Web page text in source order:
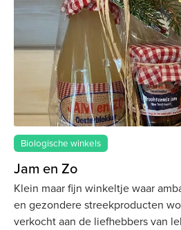
Biologische winkels
Jam en Zo
Klein maar fijn winkeltje waar
en gezondere streekproducten
verkocht aan de liefhebbers van